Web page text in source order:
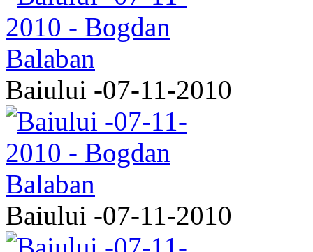
Baiului -07-11-2010
Baiului -07-11-2010